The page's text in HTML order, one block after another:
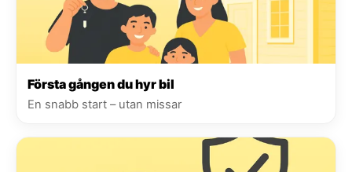
Första gången du hyr bil
En snabb start – utan missar